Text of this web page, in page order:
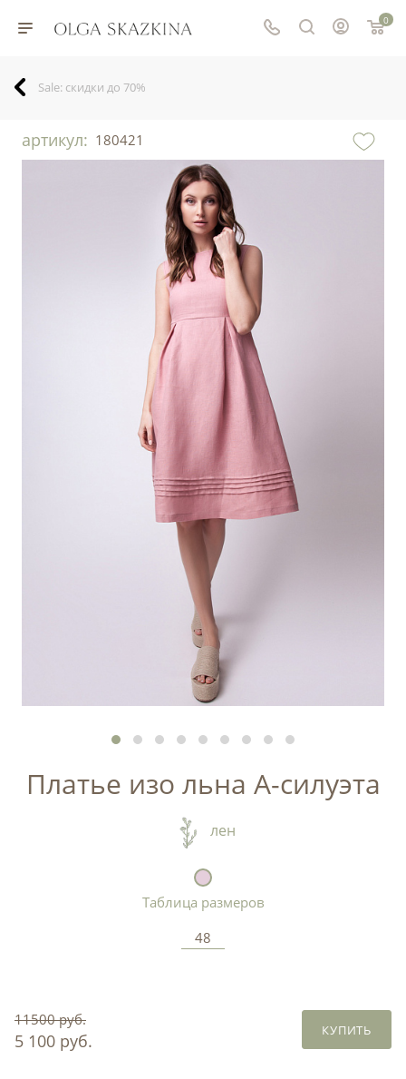
0
Sale: скидки до 70%
артикул: 180421
Платье изо льна А-силуэта
лен
Таблица размеров
48
11500 руб.
5 100 руб. КУПИТЬ